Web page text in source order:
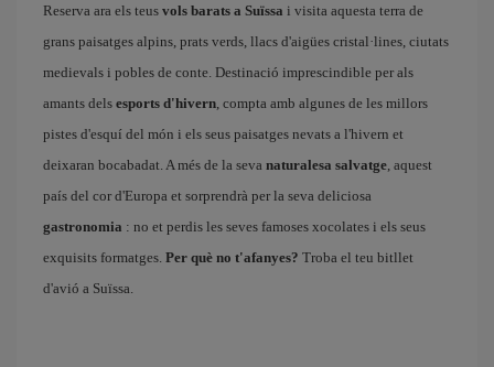
Reserva ara els teus vols barats a Suïssa i visita aquesta terra de
grans paisatges alpins, prats verds, llacs d'aigües cristal·lines, ciutats
medievals i pobles de conte. Destinació imprescindible per als
amants dels esports d'hivern , compta amb algunes de les millors
pistes d'esquí del món i els seus paisatges nevats a l'hivern et
deixaran bocabadat. A més de la seva naturalesa salvatge , aquest
país del cor d'Europa et sorprendrà per la seva deliciosa
gastronomia : no et perdis les seves famoses xocolates i els seus
exquisits formatges. Per què no t'afanyes? Troba el teu bitllet
d'avió a Suïssa.